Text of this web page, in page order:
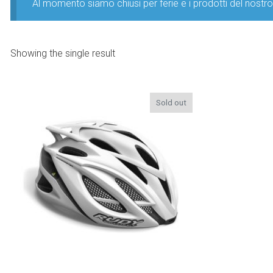
Al momento siamo chiusi per ferie e i prodotti del
Showing the single result
Sold out